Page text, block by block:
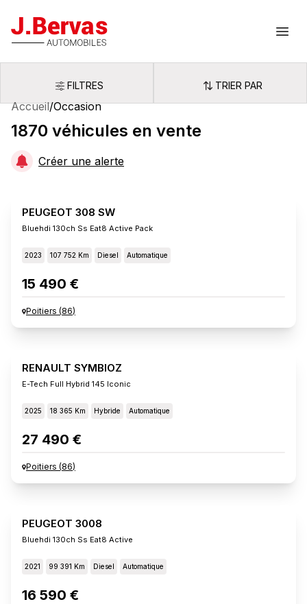
J.Bervas
Filtres
FILTRES Trier par
TRIER PAR
Accueil/Occasion
1870 véhicules en vente
Créer une alerte
PEUGEOT 308 SW
Bluehdi 130ch Ss Eat8 Active Pack
2023 107 752 Km Diesel Automatique
15 490 €
Poitiers (86)
RENAULT SYMBIOZ
E-Tech Full Hybrid 145 Iconic
2025 18 365 Km Hybride Automatique
27 490 €
Poitiers (86)
PEUGEOT 3008
Bluehdi 130ch Ss Eat8 Active
2021 99 391 Km Diesel Automatique
16 590 €